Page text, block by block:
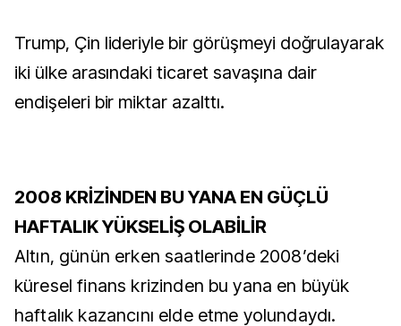
Trump, Çin lideriyle bir görüşmeyi doğrulayarak
iki ülke arasındaki ticaret savaşına dair
endişeleri bir miktar azalttı.
2008 KRİZİNDEN BU YANA EN GÜÇLÜ
HAFTALIK YÜKSELİŞ OLABİLİR
Altın, günün erken saatlerinde 2008’deki
küresel finans krizinden bu yana en büyük
haftalık kazancını elde etme yolundaydı.